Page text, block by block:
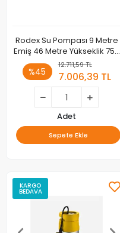
Rodex Su Pompası 9 Metre
Emiş 46 Metre Yükseklik 750
W / 1,0 HP RDX876
%45
12.711,59 TL
7.006,39 TL
Adet
Sepete Ekle
KARGO
BEDAVA